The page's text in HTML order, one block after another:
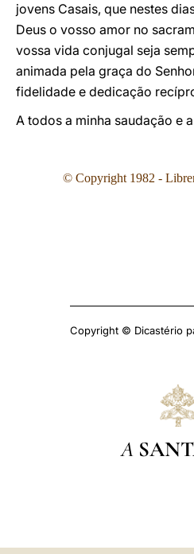
jovens Casais, que nestes
Deus o vosso amor no
vossa vida conjugal seja
animada pela graça do
fidelidade e dedicação
A todos a minha saudação e
© Copyright 1982 -
Copyright © Dicastério
A